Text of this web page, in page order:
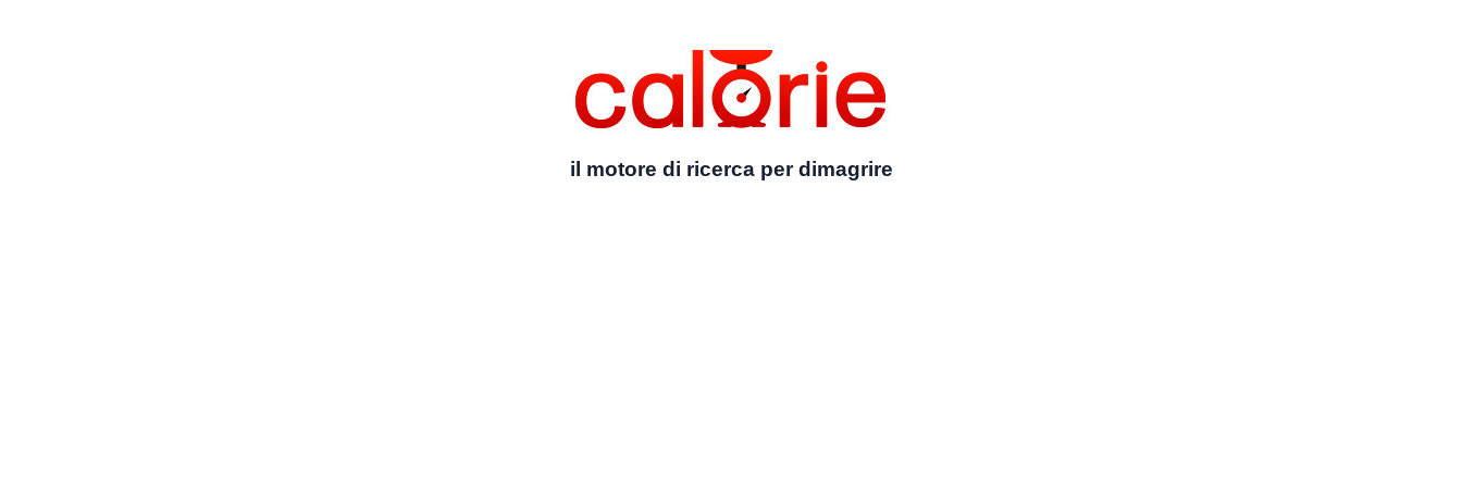
il motore di ricerca per dimagrire